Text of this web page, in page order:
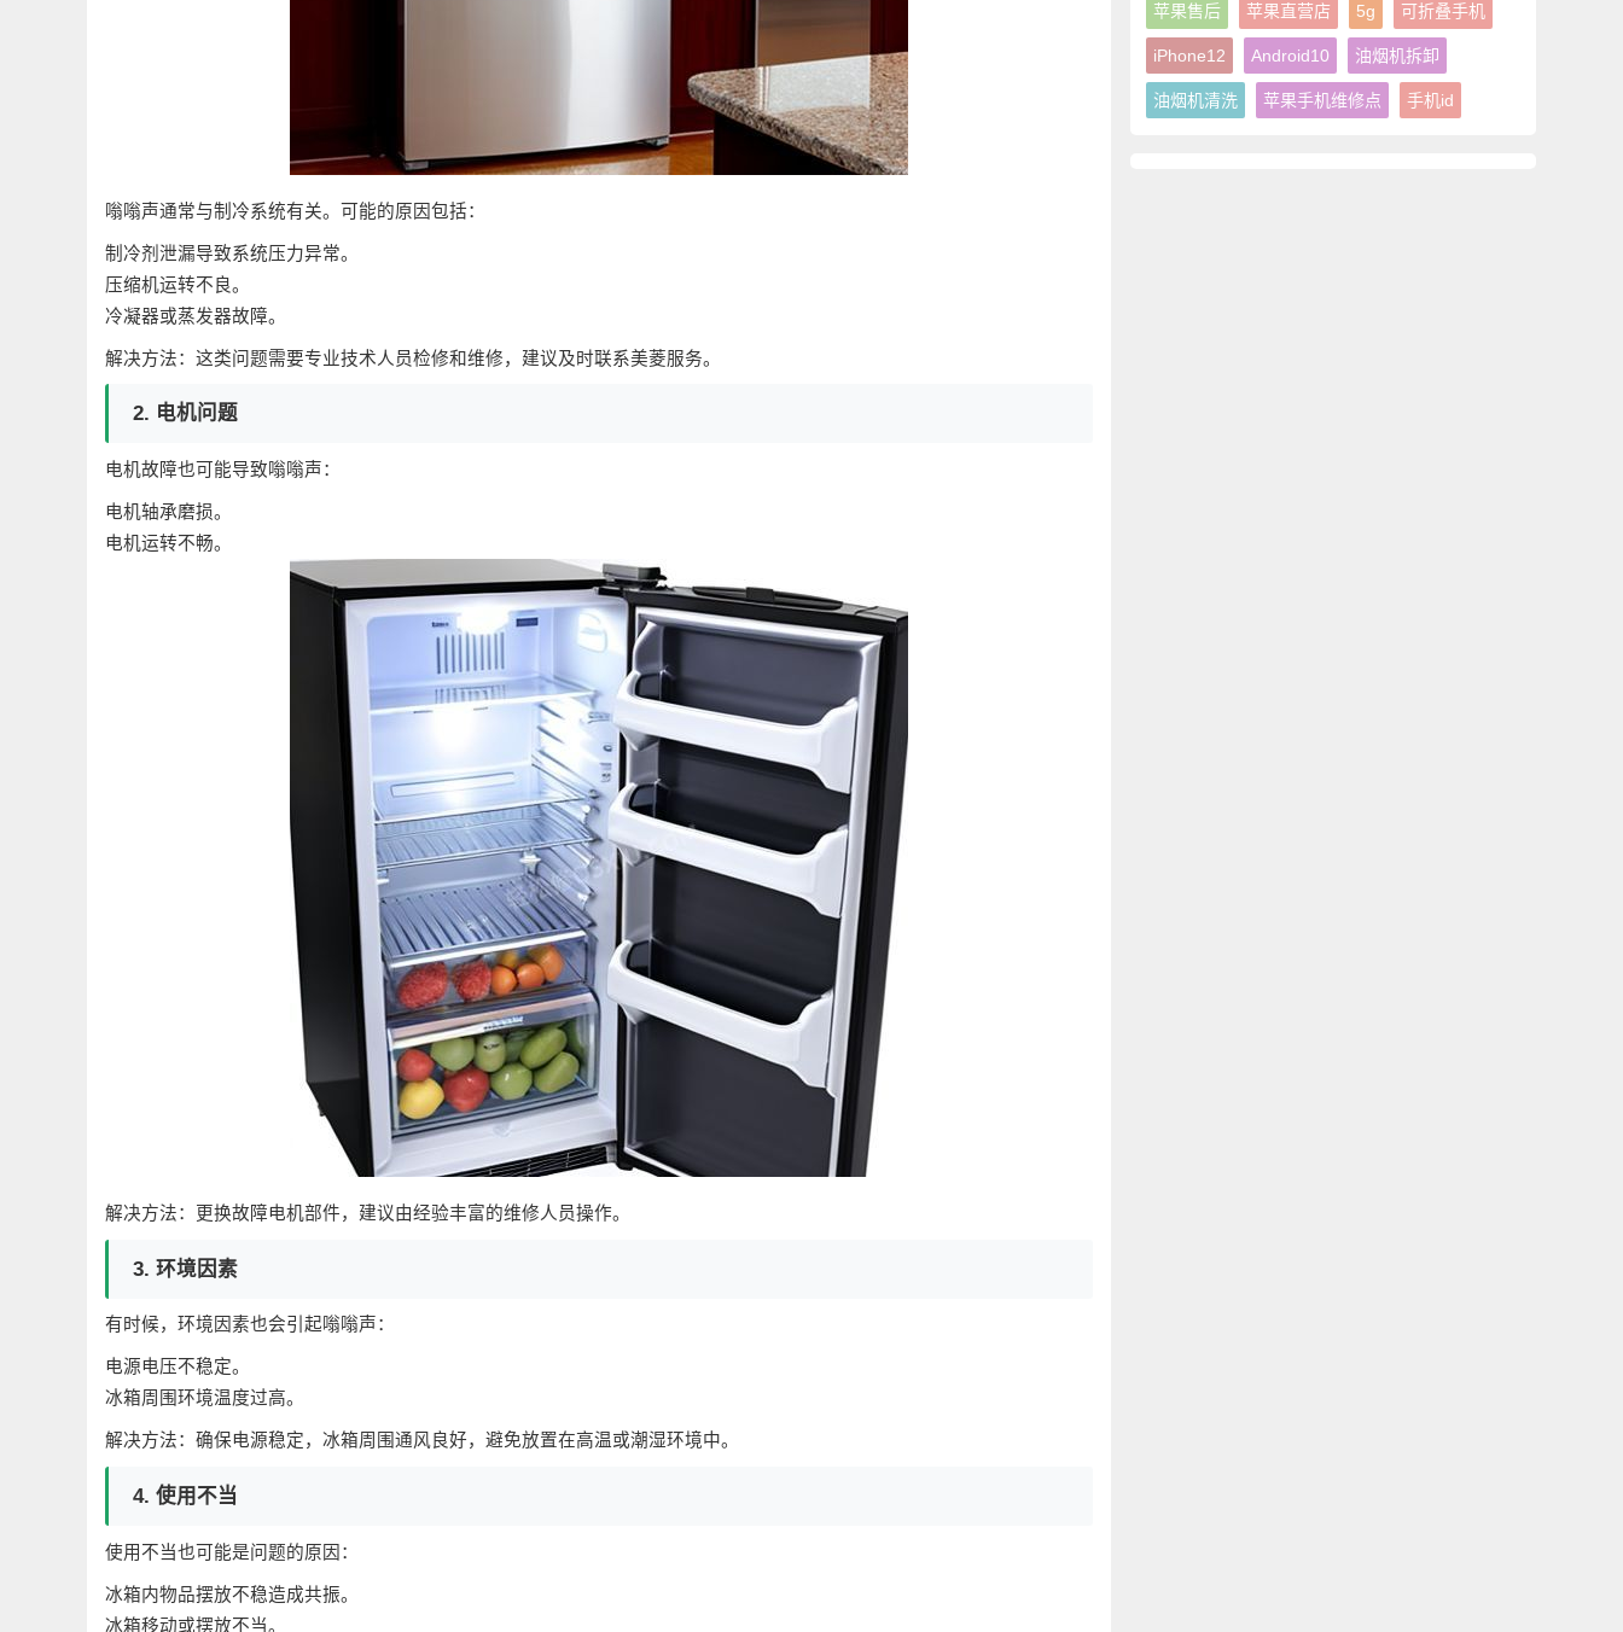
嗡嗡声通常与制冷系统有关。可能的原因包括：
制冷剂泄漏导致系统压力异常。
压缩机运转不良。
冷凝器或蒸发器故障。
解决方法：这类问题需要专业技术人员检修和维修，建议及时联系美菱服务。
2. 电机问题
电机故障也可能导致嗡嗡声：
电机轴承磨损。
电机运转不畅。
解决方法：更换故障电机部件，建议由经验丰富的维修人员操作。
3. 环境因素
有时候，环境因素也会引起嗡嗡声：
电源电压不稳定。
冰箱周围环境温度过高。
解决方法：确保电源稳定，冰箱周围通风良好，避免放置在高温或潮湿环境中。
4. 使用不当
使用不当也可能是问题的原因：
冰箱内物品摆放不稳造成共振。
冰箱移动或摆放不当。
苹果售后 苹果直营店 5g 可折叠手机
iPhone12 Android10 油烟机拆卸
油烟机清洗 苹果手机维修点 手机id